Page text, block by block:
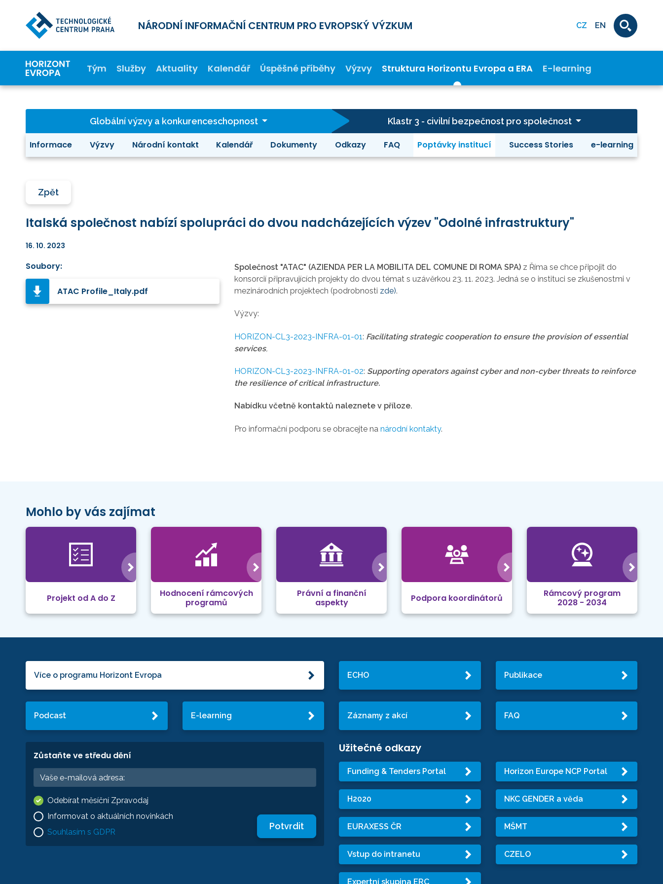
NÁRODNÍ INFORMAČNÍ CENTRUM PRO EVROPSKÝ VÝZKUM CZ EN
Tým Služby Aktuality Kalendář Úspěšné příběhy Výzvy Struktura Horizontu Evropa a ERA E-learning
Globální výzvy a konkurenceschopnost Klastr 3 - civilní bezpečnost pro společnost
Informace Výzvy Národní kontakt Kalendář Dokumenty Odkazy FAQ Poptávky institucí Success Stories e-learning
Zpět
Italská společnost nabízí spolupráci do dvou nadcházejících výzev "Odolné infrastruktury"
16. 10. 2023
Soubory:
ATAC Profile_Italy.pdf
Společnost "ATAC" (AZIENDA PER LA MOBILITA DEL COMUNE DI ROMA SPA) z Říma se chce připojit do
konsorcií připravujících projekty do dvou témat s uzávěrkou 23. 11. 2023. Jedná se o instituci se zkušenostmi v
mezinárodních projektech (podrobnosti zde).
Výzvy:
HORIZON-CL3-2023-INFRA-01-01: Facilitating strategic cooperation to ensure the provision of essential
services,
HORIZON-CL3-2023-INFRA-01-02: Supporting operators against cyber and non-cyber threats to reinforce
the resilience of critical infrastructure.
Nabídku včetně kontaktů naleznete v příloze.
Pro informační podporu se obracejte nanárodní kontakty.
Mohlo by vás zajímat
Projekt od A do Z
Hodnocení rámcových
programů
Právní a finanční
aspekty
Podpora koordinátorů
Rámcový program
2028 - 2034
Více o programu Horizont Evropa
Podcast E-learning
Zůstaňte ve středu dění
Odebírat měsíční Zpravodaj
Informovat o aktuálních novinkách
Souhlasím s GDPR
Potvrdit
ECHO Publikace
Záznamy z akcí FAQ
Užitečné odkazy
Funding & Tenders Portal Horizon Europe NCP Portal
H2020 NKC GENDER a věda
EURAXESS ČR MŠMT
Vstup do intranetu CZELO
Expertní skupina ERC